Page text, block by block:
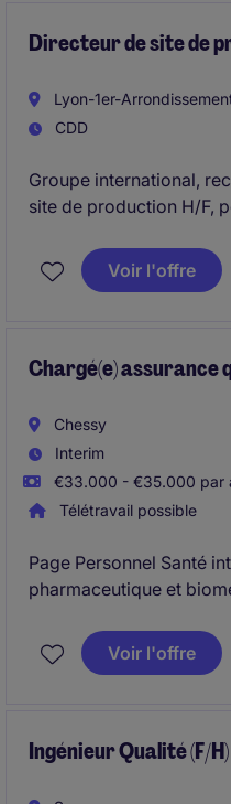
Directeur de site de
Lyon-1er-
CDD
Groupe international,
site de production H/F,
Voir l'offre
Chargé(e) assurance
Chessy
Interim
€33.000 - €35.000 par
Télétravail possible
Page Personnel Santé
pharmaceutique et
Nous recrutons
d'entreprises, du
Voir l'offre
Ingénieur Qualité (F/H)